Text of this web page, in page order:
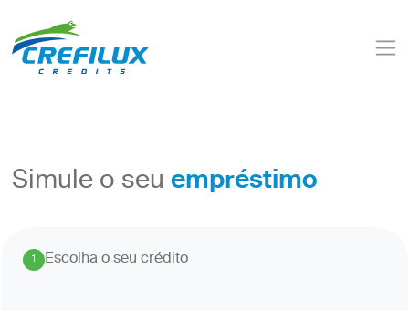
Simule o seuempréstimo
1. Escolha o seu crédito